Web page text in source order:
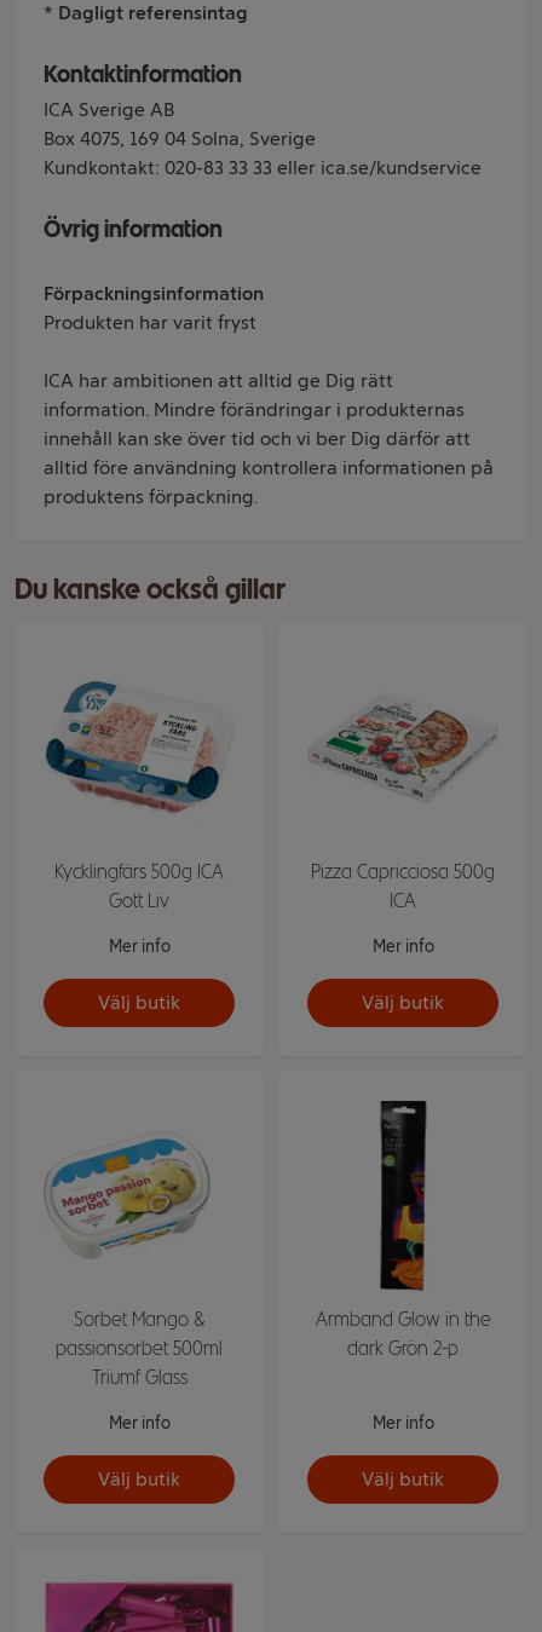
* Dagligt referensintag
Kontaktinformation
ICA Sverige AB
Box 4075, 169 04 Solna, Sverige
Kundkontakt: 020-83 33 33 eller ica.se/kundservice
Övrig information
Förpackningsinformation
Produkten har varit fryst
ICA har ambitionen att alltid ge Dig rätt
information. Mindre förändringar i produkternas
innehåll kan ske över tid och vi ber Dig därför att
alltid före användning kontrollera informationen på
produktens förpackning.
Du kanske också gillar
Kycklingfärs 500g ICA
Gott Liv
Mer info
Välj butik
Pizza Capricciosa 500g
ICA
Mer info
Välj butik
Sorbet Mango &
passionsorbet 500ml
Triumf Glass
Mer info
Välj butik
Armband Glow in the
dark Grön 2-p
Mer info
Välj butik